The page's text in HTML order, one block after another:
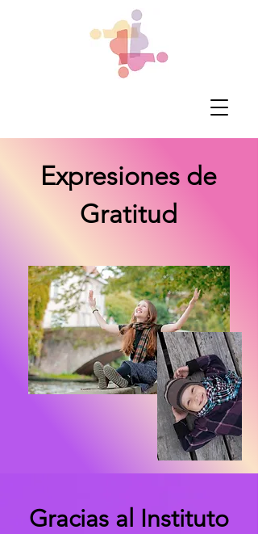
Expresiones de
Gratitud
Gracias al Instituto